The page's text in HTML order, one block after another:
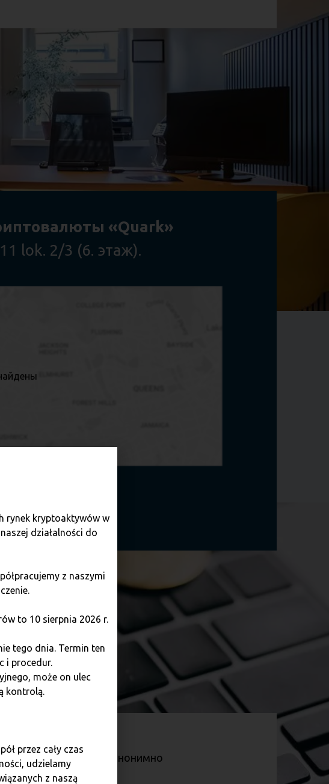
«Quark»
lok. 2/3 (6. этаж).
безопасно и анонимно
rynek kryptoaktywów w
działalności do
z naszymi
to 10 sierpnia 2026 r.
tego dnia. Termin ten
i procedur.
może on ulec
kontrolą.
przez cały czas
udzielamy
z naszą